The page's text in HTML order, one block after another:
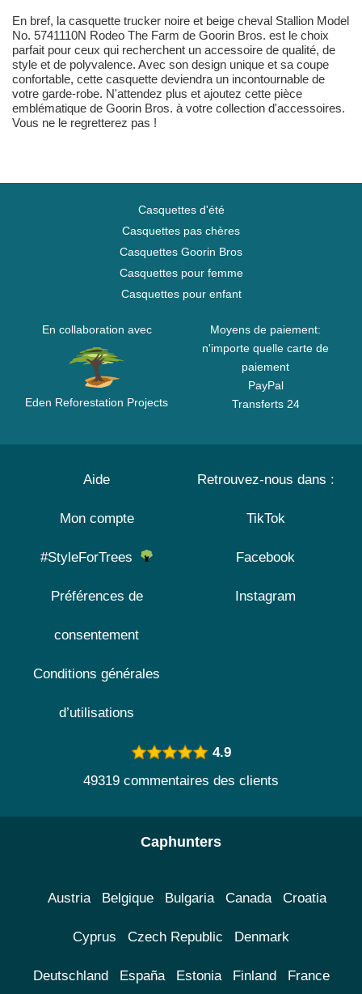
En bref, la casquette trucker noire et beige cheval Stallion Model
No. 5741110N Rodeo The Farm de Goorin Bros. est le choix
parfait pour ceux qui recherchent un accessoire de qualité, de
style et de polyvalence. Avec son design unique et sa coupe
confortable, cette casquette deviendra un incontournable de
votre garde-robe. N'attendez plus et ajoutez cette pièce
emblématique de Goorin Bros. à votre collection d'accessoires.
Vous ne le regretterez pas !
Casquettes d'été
Casquettes pas chères
Casquettes Goorin Bros
Casquettes pour femme
Casquettes pour enfant
En collaboration avec
Eden Reforestation Projects
Moyens de paiement:
n'importe quelle carte de
paiement
PayPal
Transferts 24
Aide
Mon compte
#StyleForTrees
Préférences de
consentement
Conditions générales
d’utilisations
Retrouvez-nous dans :
TikTok
Facebook
Instagram
4.9
49319 commentaires des clients
Caphunters
Austria Belgique Bulgaria Canada Croatia
Cyprus Czech Republic Denmark
Deutschland España Estonia Finland France